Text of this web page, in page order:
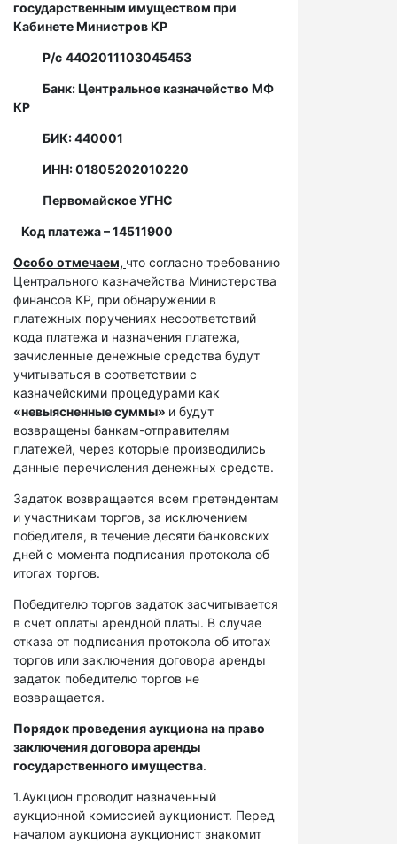
государственным имуществом при
Кабинете Министров КР
Р/с 4402011103045453
Банк: Центральное казначейство МФ
КР
БИК: 440001
ИНН: 01805202010220
Первомайское УГНС
Код платежа – 14511900
Особо отмечаем, что согласно требованию
Центрального казначейства Министерства
финансов КР, при обнаружении в
платежных поручениях несоответствий
кода платежа и назначения платежа,
зачисленные денежные средства будут
учитываться в соответствии с
казначейскими процедурами как
«невыясненные суммы» и будут
возвращены банкам-отправителям
платежей, через которые производились
данные перечисления денежных средств.
Задаток возвращается всем претендентам
и участникам торгов, за исключением
победителя, в течение десяти банковских
дней с момента подписания протокола об
итогах торгов.
Победителю торгов задаток засчитывается
в счет оплаты арендной платы. В случае
отказа от подписания протокола об итогах
торгов или заключения договора аренды
задаток победителю торгов не
возвращается.
Порядок проведения аукциона на право
заключения договора аренды
государственного имущества.
1.Аукцион проводит назначенный
аукционной комиссией аукционист. Перед
началом аукциона аукционист знакомит